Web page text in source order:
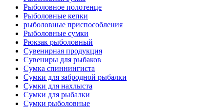
Рыболовное полотенце
Рыболовные кепки
рыболовные приспособления
Рыболовные сумки
Рюкзак рыболовный
Сувенирная продукция
Сувениры для рыбаков
Сумка спиннингиста
Сумки для забродной рыбалки
Сумки для нахлыста
Сумки для рыбалки
Сумки рыболовные